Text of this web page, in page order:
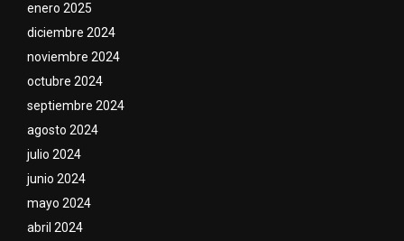
enero 2025
diciembre 2024
noviembre 2024
octubre 2024
septiembre 2024
agosto 2024
julio 2024
junio 2024
mayo 2024
abril 2024